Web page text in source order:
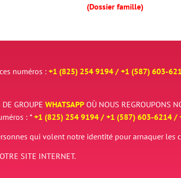
(Dossier famille)
numéros : +1 (825) 254 9194 / +1 (587) 603-
DE GROUPE WHATSAPP OÙ NOUS REGROUPONS
: *+1 (825) 254 9194 / +1 (587) 603-6214 /
qui volent notre identité pour arnaquer les
SITE INTERNET.